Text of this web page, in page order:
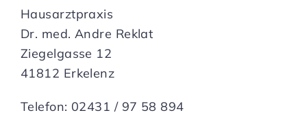
Hausarztpraxis
Dr. med. Andre Reklat
Ziegelgasse 12
41812 Erkelenz
Telefon: 02431 / 97 58 894